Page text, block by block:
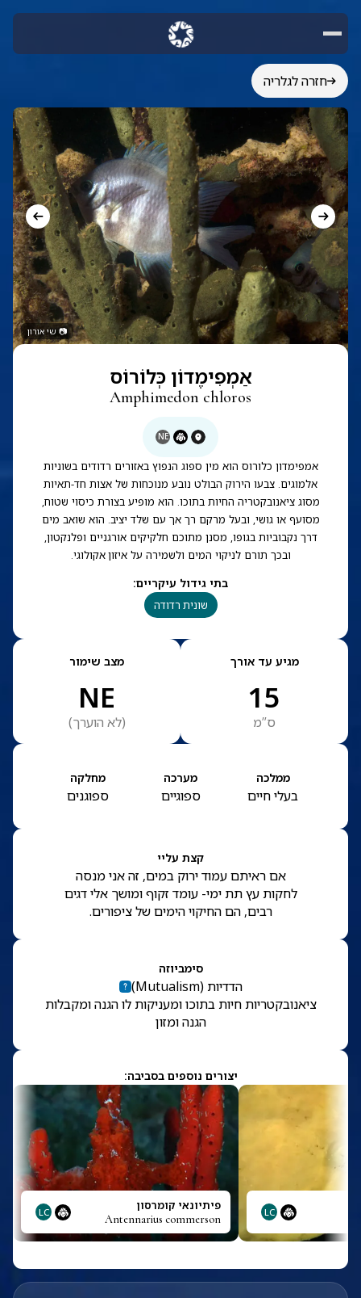
חזרה לגלריה
📷שי אורון
אַמְפִימֶדוֹן כְּלוֹרוֹס
Amphimedon chloros
NE
אמפימדון כלורוס הוא מין ספוג הנפוץ באזורים רדודים בשוניות
אלמוגים. צבעו הירוק הבולט נובע מנוכחות של אצות חד-תאיות
מסוג ציאנובקטריה החיות בתוכו. הוא מופיע בצורת כיסוי שטוח,
מסועף או גושי, ובעל מרקם רך אך עם שלד יציב. הוא שואב מים
דרך נקבוביות בגופו, מסנן מתוכם חלקיקים אורגניים ופלנקטון,
ובכך תורם לניקוי המים ולשמירה על איזון אקולוגי.
בתי גידול עיקריים:
שונית רדודה
מגיע עד אורך
15
ס”מ
מצב שימור
NE
(לא הוערך)
ממלכה
בעלי חיים
מערכה
ספוגיים
מחלקה
ספוגנים
קצת עליי
אם ראיתם עמוד ירוק במים, זה אני מנסה
לחקות עץ תת ימי- עומד זקוף ומושך אלי דגים
רבים, הם החיקוי הימים של ציפורים.
סימביוזה
הדדיות (
Mutualism
)
ציאנובקטריות חיות בתוכו ומעניקות לו הגנה ומקבלות
הגנה ומזון
יצורים נוספים בסביבה:
LC פיתיונאי קומרסון
Antennarius commerson
LC